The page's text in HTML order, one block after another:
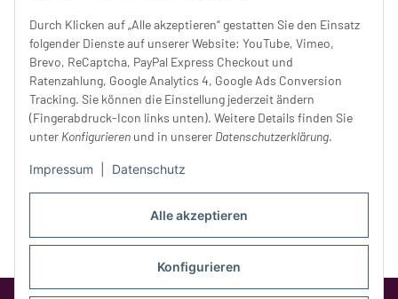
Alle akzeptieren
Konfigurieren
Durch Klicken auf „Alle akzeptieren“ gestatten Sie den Einsatz
folgender Dienste auf unserer Website: YouTube, Vimeo,
Brevo, ReCaptcha, PayPal Express Checkout und
Ratenzahlung, Google Analytics 4, Google Ads Conversion
Tracking. Sie können die Einstellung jederzeit ändern
(Fingerabdruck-Icon links unten). Weitere Details finden Sie
unter Konfigurieren und in unserer Datenschutzerklärung.
Impressum Datenschutz
Samstag:
10 - 14 Uhr
Unser Service
Rechtliches